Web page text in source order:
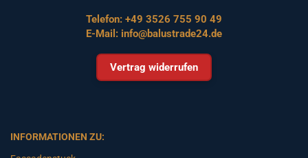
Telefon: +49 3526 755 90 49
E-Mail: info@balustrade24.de
Vertrag widerrufen
INFORMATIONEN ZU: